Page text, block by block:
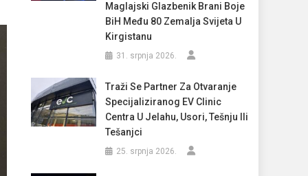
Maglajski Glazbenik Brani Boje
BiH Među 80 Zemalja Svijeta U
Kirgistanu
31. srpnja 2026.
Traži Se Partner Za Otvaranje
Specijaliziranog EV Clinic
Centra U Jelahu, Usori, Tešnju Ili
Tešanjci
25. srpnja 2026.